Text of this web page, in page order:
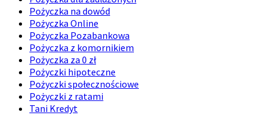
Pożyczka na dowód
Pożyczka Online
Pożyczka Pozabankowa
Pożyczka z komornikiem
Pożyczka za 0 zł
Pożyczki hipoteczne
Pożyczki społecznościowe
Pożyczki z ratami
Tani Kredyt